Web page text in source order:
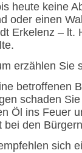
heute keine
oder einen
Erkelenz – lt.
erzählen Sie
betroffenen
schaden
Öl ins Feuer
bei den
sich